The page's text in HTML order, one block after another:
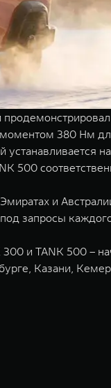
380 Нм
500
и
запросы
и TANK 500 –
Казани,